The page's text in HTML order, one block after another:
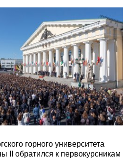
горного университета
II обратился к первокурсникам